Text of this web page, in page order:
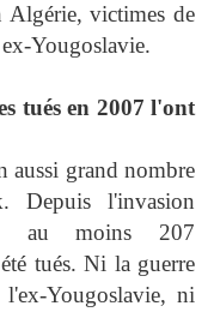
Algérie, victimes de
Yougoslavie.
tués en 2007 l'ont
aussi grand nombre
Depuis l'invasion
au moins 207
tués. Ni la guerre
Yougoslavie, ni